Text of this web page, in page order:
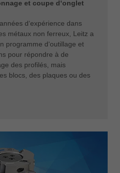
et coupe d‘onglet
d‘expérience dans
métaux non ferreux, Leitz a
programme d‘outillage et
pour répondre à de
des profilés, mais
blocs, des plaques ou des